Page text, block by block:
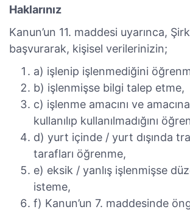
Haklarınız
Kanun’un 11. maddesi uyarınca,
başvurarak, kişisel verilerinizin;
a) işlenip işlenmediğini
b) işlenmişse bilgi talep etme,
c) işlenme amacını ve
kullanılıp kullanılmadığını
d) yurt içinde / yurt dışında
tarafları öğrenme,
e) eksik / yanlış işlenmişse
isteme,
f) Kanun’un 7. maddesinde